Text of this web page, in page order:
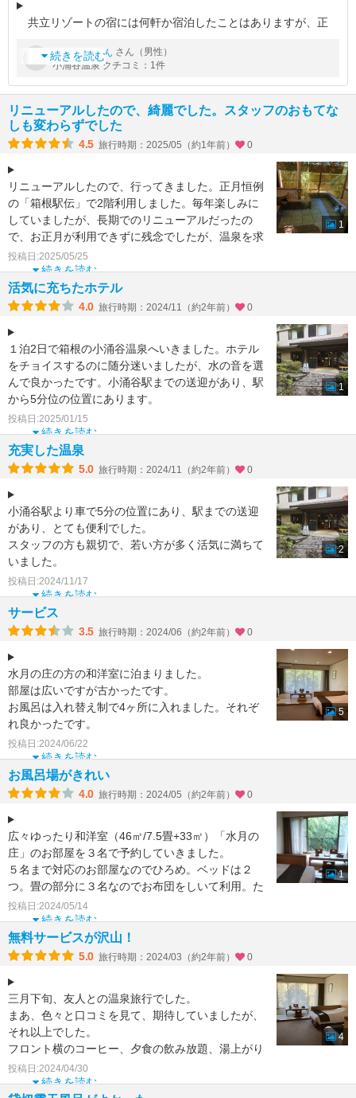
共立リゾートの宿には何軒か宿泊したことはありますが、正
以下、
【良かった点】
・お風呂は大浴場2か所と貸切露天風呂3か所、バリエーション
も豊富で、雰囲気
続きを読む
byじろーさん さん（男性）
小涌谷温泉 クチコミ：1件
リニューアルしたので、綺麗でした。スタッフのおもてな
しも変わらずでした
4.5 旅行時期：2025/05（約1年前） 0
リニューアルしたので、行ってきました。正月恒例
の「箱根駅伝」で2階利用しました。毎年楽しみに
していましたが、長期でのリニューアルだったの
で、お正月が利用できずに残念でしたが、温泉を求
めて宿泊しました。
続きを読む
投稿日:2025/05/25
1
活気に充ちたホテル
4.0 旅行時期：2024/11（約2年前） 0
１泊2日で箱根の小涌谷温泉へいきました。ホテル
をチョイスするのに随分迷いましたが、水の音を選
んで良かったです。小涌谷駅までの送迎があり、駅
から5分位の位置にあります。
若いスタッフが多く、活気にみち
続きを読む
投稿日:2025/01/15
1
充実した温泉
5.0 旅行時期：2024/11（約2年前） 0
小涌谷駅より車で5分の位置にあり、駅までの送迎
があり、とても便利でした。
スタッフの方も親切で、若い方が多く活気に満ちて
いました。
食事も美味しく飲み放題付きで、充実していまし
た。
お風呂も、サ
続きを読む
投稿日:2024/11/17
2
サービス
3.5 旅行時期：2024/06（約2年前） 0
水月の庄の方の和洋室に泊まりました。
部屋は広いですが古かったです。
お風呂は入れ替え制で4ヶ所に入れました。それぞ
れ良かったです。
食事はだいたい良かったですが、とても量が多く
て、あまり残すの
続きを読む
投稿日:2024/06/22
5
お風呂場がきれい
4.0 旅行時期：2024/05（約2年前） 0
広々ゆったり和洋室（46㎡/7.5畳+33㎡）「水月の
庄」のお部屋を３名で予約していきました。
５名まで対応のお部屋なのでひろめ。ベッドは２
つ。畳の部分に３名なのでお布団をしいて利用。た
だお布団は自
続きを読む
投稿日:2024/05/14
1
無料サービスが沢山！
5.0 旅行時期：2024/03（約2年前） 0
三月下旬、友人との温泉旅行でした。
まあ、色々と口コミを見て、期待していましたが、
それ以上でした。
フロント横のコーヒー、夕食の飲み放題、湯上がり
のアイスキャンディやドリンク、夜泣きそば等…
更
続きを読む
投稿日:2024/04/30
4